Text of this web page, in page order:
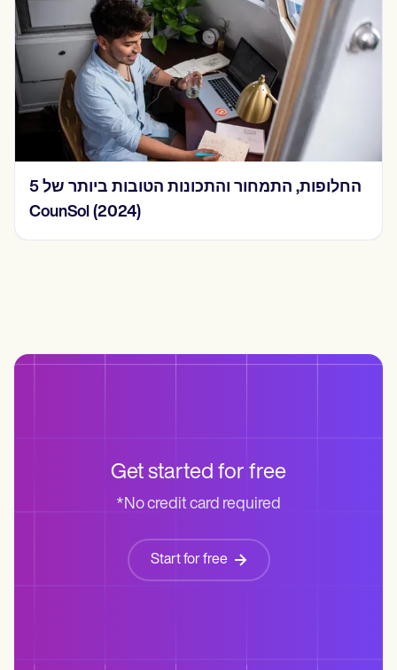
15 דוגמאות להערות SOAP בשנת 2024
Get started for free
*No credit card required
Start for free